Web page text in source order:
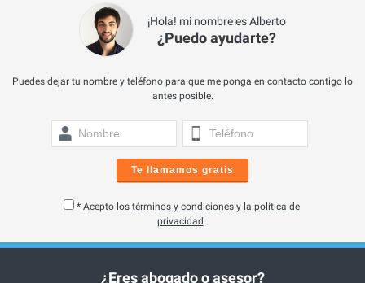
¡Hola! mi nombre es Alberto
¿Puedo ayudarte?
Puedes dejar tu nombre y teléfono para que me ponga en contacto contigo lo
antes posible.
Te llamamos gratis
* Acepto los términos y condiciones y la política de
privacidad
¿Eres abogado o asesor?